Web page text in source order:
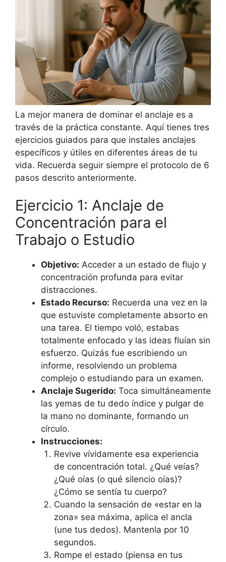
La mejor manera de dominar el anclaje es a
través de la práctica constante. Aquí tienes tres
ejercicios guiados para que instales anclajes
específicos y útiles en diferentes áreas de tu
vida. Recuerda seguir siempre el protocolo de 6
pasos descrito anteriormente.
Ejercicio 1: Anclaje de
Concentración para el
Trabajo o Estudio
Objetivo: Acceder a un estado de flujo y
concentración profunda para evitar
distracciones.
Estado Recurso: Recuerda una vez en la
que estuviste completamente absorto en
una tarea. El tiempo voló, estabas
totalmente enfocado y las ideas fluían sin
esfuerzo. Quizás fue escribiendo un
informe, resolviendo un problema
complejo o estudiando para un examen.
Anclaje Sugerido: Toca simultáneamente
las yemas de tu dedo índice y pulgar de
la mano no dominante, formando un
círculo.
Instrucciones:
Revive vívidamente esa experiencia
de concentración total. ¿Qué veías?
¿Qué oías (o qué silencio oías)?
¿Cómo se sentía tu cuerpo?
Cuando la sensación de «estar en la
zona» sea máxima, aplica el ancla
(une tus dedos). Mantenla por 10
segundos.
Rompe el estado (piensa en tus